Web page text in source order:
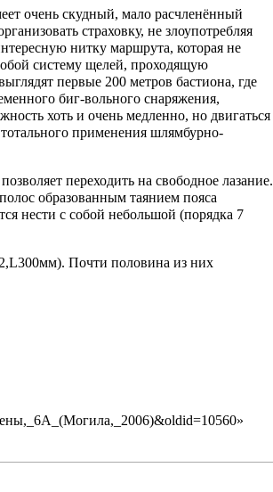
очень скудный, мало расчленённый
страховку, не злоупотребляя
нитку маршрута, которая не
систему щелей, проходящую
первые 200 метров бастиона, где
биг-вольного снаряжения,
хоть и очень медленно, но двигаться
применения шлямбурно-
переходить на свободное лазание.
образованным таянием пояса
нести с собой небольшой (порядка 7
Почти половина из них
»